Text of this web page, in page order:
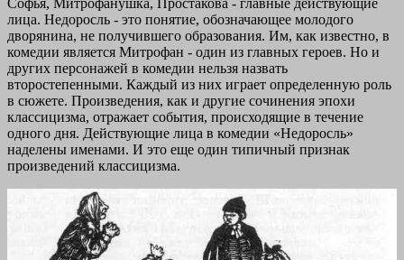
лица. Недоросль - это понятие, обозначающее молодого
дворянина, не получившего образования. Им, как известно, в
комедии является Митрофан - один из главных героев. Но и
других персонажей в комедии нельзя назвать
второстепенными. Каждый из них играет определенную роль
в сюжете. Произведения, как и другие сочинения эпохи
классицизма, отражает события, происходящие в течение
одного дня. Действующие лица в комедии «Недоросль»
наделены именами. И это еще один типичный признак
произведений классицизма.